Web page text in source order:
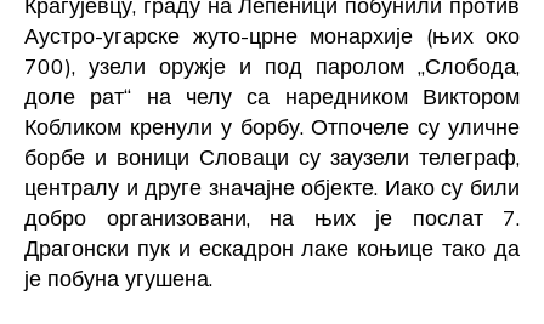
Аустро-угарске жуто-црне монархије (њих око
700), узели оружје и под паролом „Слобода,
доле рат“ на челу са наредником Виктором
Кобликом кренули у борбу. Отпочеле су уличне
борбе и воници Словаци су заузели телеграф,
централу и друге значајне објекте. Иако су били
добро организовани, на њих је послат 7.
Драгонски пук и ескадрон лаке коњице тако да
је побуна угушена.